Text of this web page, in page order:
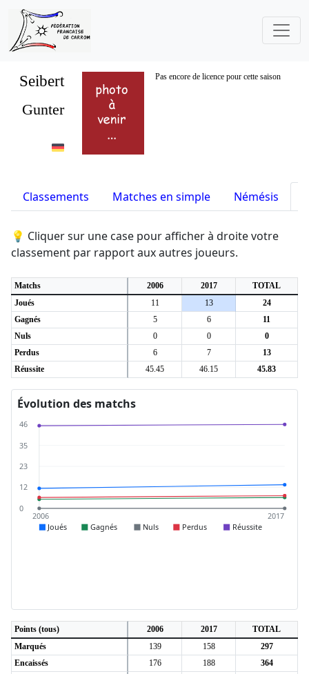
Seibert Pas encore de licence pour cette saison
Gunter
Classements Matches en simple Némésis
💡 Cliquer sur une case pour afficher à droite votre
classement par rapport aux autres joueurs.
Matchs 2006 2017
TOTAL
Joués
11 13
24
Gagnés
5 6
11
Nuls
0 0
0
Perdus
6 7
13
Réussite
45.45 46.15 45.83
Évolution des matchs
46
35
23
12
0
2006 2017
Joués Gagnés Nuls Perdus Réussite
Points (tous) 2006 2017
TOTAL
Marqués
139 158
297
Encaissés
176 188
364